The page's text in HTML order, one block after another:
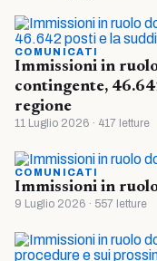
COMUNICATI
Immissioni in
contingente,
regione
11 Luglio 2026 · 417 letture
COMUNICATI
Immissioni in
9 Luglio 2026 · 557 letture